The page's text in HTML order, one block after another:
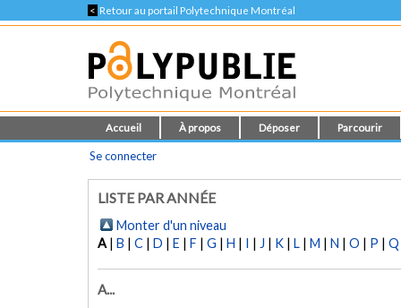
< Retour au portail Polytechnique Montréal
Accueil À propos Déposer Parcourir
Se connecter
LISTE PAR ANNÉE
Monter d'un niveau
A | B | C | D | E | F | G | H | I | J | K | L | M | N | O | P | Q
A...